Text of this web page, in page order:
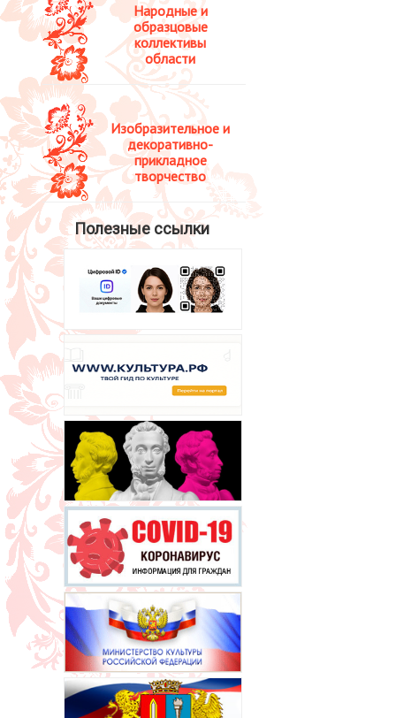
Народные и
образцовые
коллективы
области
Изобразительное и
декоративно-
прикладное
творчество
Полезные ссылки